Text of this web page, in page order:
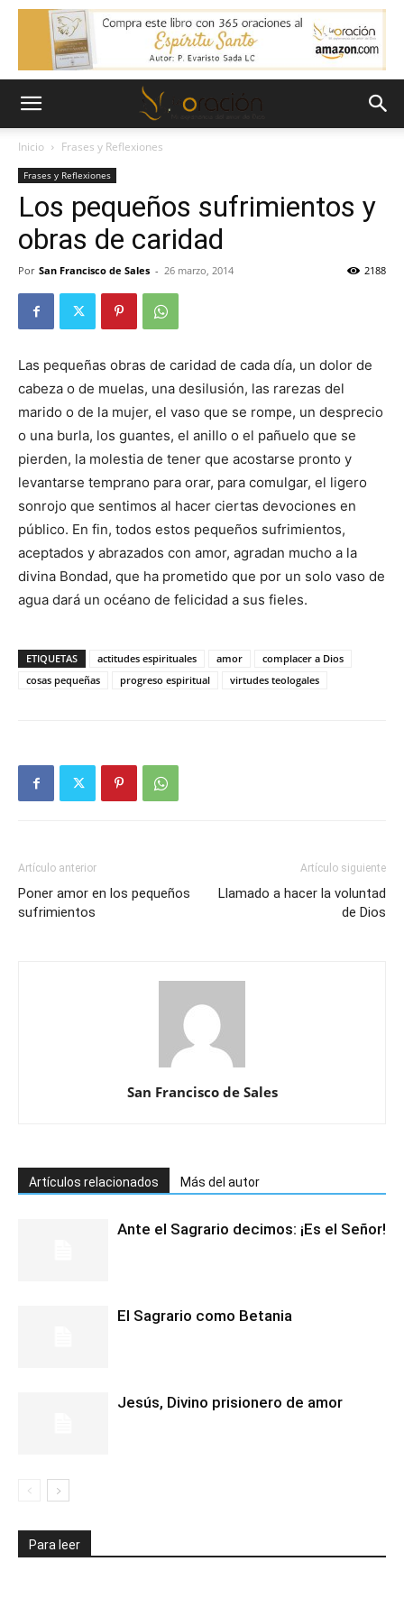
Inicio Frases y Reflexiones
Frases y Reflexiones
Los pequeños sufrimientos y
obras de caridad
Por San Francisco de Sales - 26 marzo, 2014 2188
Las pequeñas obras de caridad de cada día, un dolor de
cabeza o de muelas, una desilusión, las rarezas del
marido o de la mujer, el vaso que se rompe, un desprecio
o una burla, los guantes, el anillo o el pañuelo que se
pierden, la molestia de tener que acostarse pronto y
levantarse temprano para orar, para comulgar, el ligero
sonrojo que sentimos al hacer ciertas devociones en
público. En fin, todos estos pequeños sufrimientos,
aceptados y abrazados con amor, agradan mucho a la
divina Bondad, que ha prometido que por un solo vaso de
agua dará un océano de felicidad a sus fieles.
ETIQUETAS actitudes espirituales amor
complacer a Dios
cosas pequeñas
progreso espiritual virtudes teologales
Artículo anterior
Poner amor en los pequeños
sufrimientos
Artículo siguiente
Llamado a hacer la voluntad
de Dios
San Francisco de Sales
Artículos relacionados Más del autor
Ante el Sagrario decimos: ¡Es el Señor!
El Sagrario como Betania
Jesús, Divino prisionero de amor
Para leer